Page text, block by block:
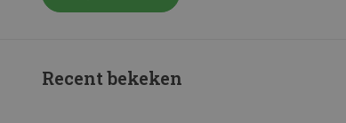
Recent bekeken